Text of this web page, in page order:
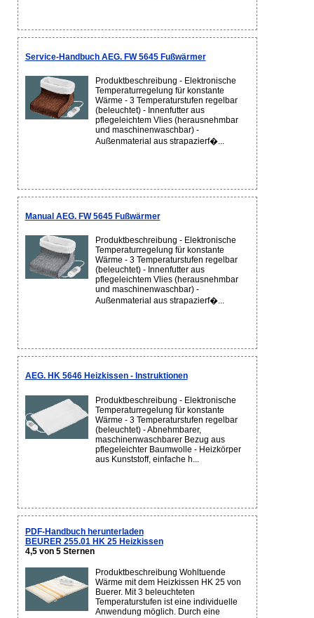
Service-Handbuch AEG. FW 5645 Fußwärmer
Produktbeschreibung - Elektronische
Temperaturregelung für konstante
Wärme - 3 Temperaturstufen regelbar
(beleuchtet) - Innenfutter aus
pflegeleichtem Vlies (herausnehmbar
und maschinenwaschbar) -
Außenmaterial aus strapazierf�...
Manual AEG. FW 5645 Fußwärmer
Produktbeschreibung - Elektronische
Temperaturregelung für konstante
Wärme - 3 Temperaturstufen regelbar
(beleuchtet) - Innenfutter aus
pflegeleichtem Vlies (herausnehmbar
und maschinenwaschbar) -
Außenmaterial aus strapazierf�...
AEG. HK 5646 Heizkissen - Instruktionen
Produktbeschreibung - Elektronische
Temperaturregelung für konstante
Wärme - 3 Temperaturstufen regelbar
(beleuchtet) - Abnehmbarer,
maschinenwaschbarer Bezug aus
pflegeleichter Baumwolle - Heizkörper
aus Kunststoff, einfache h...
PDF-Handbuch herunterladen
BEURER 255.01 HK 25 Heizkissen
4,5 von 5 Sternen
Produktbeschreibung Wohltuende
Wärme mit dem Heizkissen HK 25 von
Buerer. Mit 3 beleuchteten
Temperaturstufen ist eine individuelle
Anwendung möglich. Durch eine